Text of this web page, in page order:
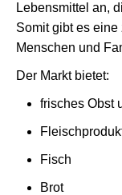
Lebensmittel an,
Somit gibt es
Menschen und
Der Markt bietet:
frisches Obst
Fisch
Brot